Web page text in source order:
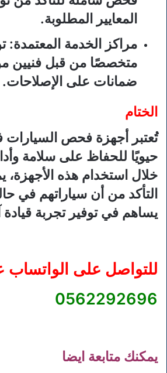
المعايير المطلوبة.
مراكز الخدمة المعتمدة:
متخصصًا من قبل فنيين
ضمانات على الإصلاحات.
الختام
تُعتبر أجهزة فحص السيارات
حيويًا للحفاظ على سلامة
خلال استخدام هذه الأجهزة،
التأكد من أن سياراتهم في
يساهم في توفير تجربة قيادة
للتواصل على الواتساب
0562292696
يمكنك متابعة ايضا